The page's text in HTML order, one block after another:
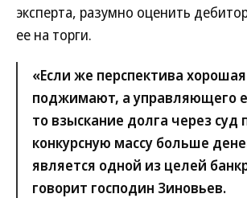
эксперта, разумно оценить
ее на торги.
«Если же перспектива
поджимают, а управляющего
то взыскание долга через суд
конкурсную массу больше
является одной из целей
говорит господин Зиновьев.